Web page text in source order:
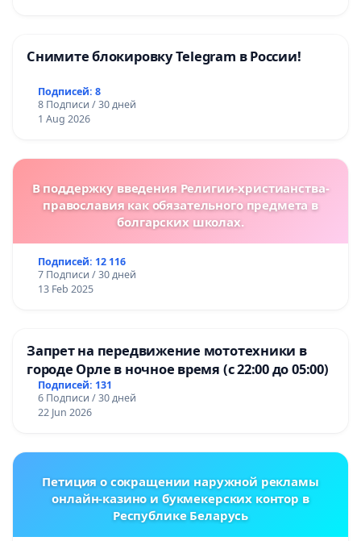
Снимите блокировку Telegram в России!
Подписей: 8
8 Подписи / 30 дней
1 Aug 2026
В поддержку введения Религии-христианства-
православия как обязательного предмета в
болгарских школах.
Подписей: 12 116
7 Подписи / 30 дней
13 Feb 2025
Запрет на передвижение мототехники в
городе Орле в ночное время (с 22:00 до 05:00)
Подписей: 131
6 Подписи / 30 дней
22 Jun 2026
Петиция о сокращении наружной рекламы
онлайн-казино и букмекерских контор в
Республике Беларусь